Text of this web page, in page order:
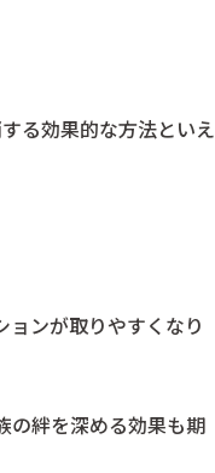
る効果的な方法といえ
ンが取りやすくなり
の絆を深める効果も期